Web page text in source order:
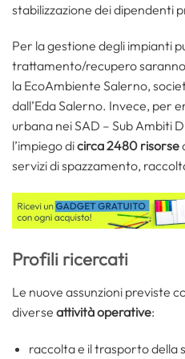
stabilizzazione dei dipendenti
Per la gestione degli impianti
trattamento/recupero
la EcoAmbiente Salerno,
dall’Eda Salerno. Invece, per
urbana nei SAD – Sub Ambiti
l’impiego dicirca 2480 risorse
servizi di spazzamento,
Profili ricercati
Le nuove assunzioni previste
diverse attivitàoperative:
raccolta e il trasporto della